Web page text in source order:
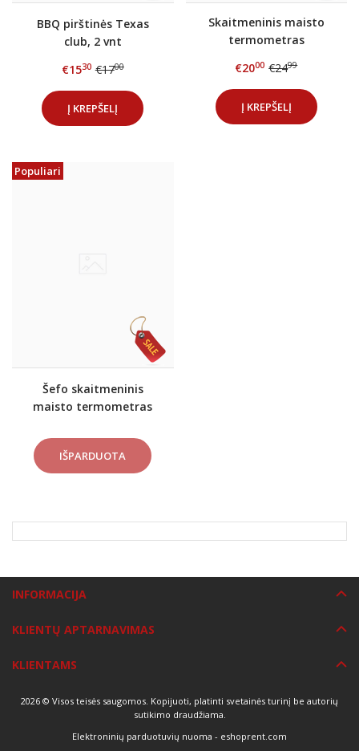
BBQ pirštinės Texas
club, 2 vnt
€1530 €1700
Į KREPŠELĮ
Skaitmeninis maisto
termometras
€2000 €2499
Į KREPŠELĮ
Populiari
Šefo skaitmeninis
maisto termometras
INFORMACIJA
KLIENTŲ APTARNAVIMAS
KLIENTAMS
2026 © Visos teisės saugomos. Kopijuoti, platinti svetainės turinį be autorių
sutikimo draudžiama.
Elektroninių parduotuvių nuoma - eshoprent.com